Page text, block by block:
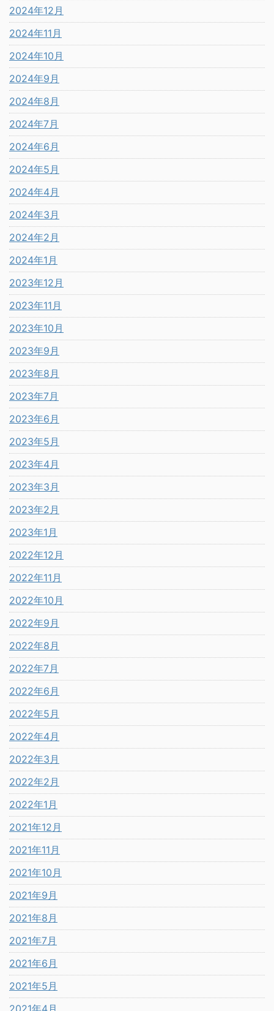
2024年12月
2024年11月
2024年10月
2024年9月
2024年8月
2024年7月
2024年6月
2024年5月
2024年4月
2024年3月
2024年2月
2024年1月
2023年12月
2023年11月
2023年10月
2023年9月
2023年8月
2023年7月
2023年6月
2023年5月
2023年4月
2023年3月
2023年2月
2023年1月
2022年12月
2022年11月
2022年10月
2022年9月
2022年8月
2022年7月
2022年6月
2022年5月
2022年4月
2022年3月
2022年2月
2022年1月
2021年12月
2021年11月
2021年10月
2021年9月
2021年8月
2021年7月
2021年6月
2021年5月
2021年4月